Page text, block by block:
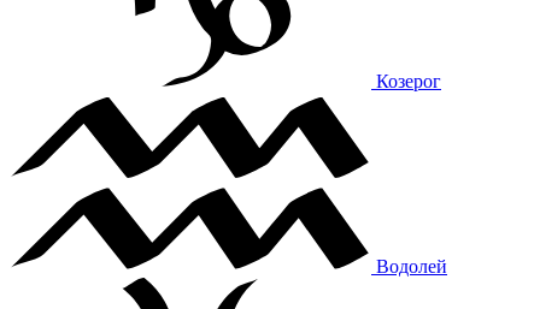
Козерог
Водолей